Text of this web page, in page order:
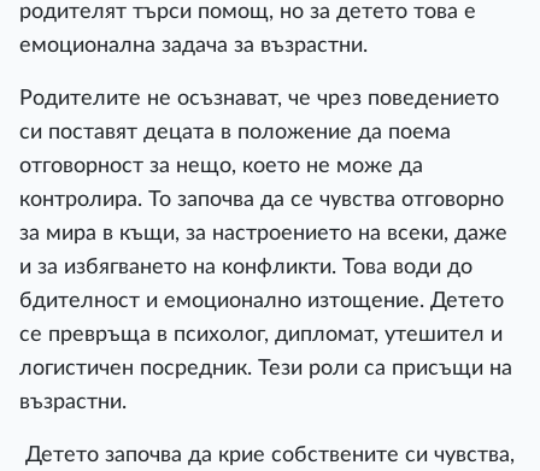
родителят търси помощ, но за детето това е
емоционална задача за възрастни.
Родителите не осъзнават, че чрез поведението
си поставят децата в положение да поема
отговорност за нещо, което не може да
контролира. То започва да се чувства отговорно
за мира в къщи, за настроението на всеки, даже
и за избягването на конфликти. Това води до
бдителност и емоционално изтощение. Детето
се превръща в психолог, дипломат, утешител и
логистичен посредник. Тези роли са присъщи на
възрастни.
Детето започва да крие собствените си чувства,